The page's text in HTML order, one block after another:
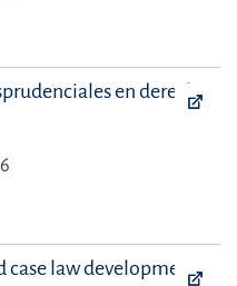
en derecho
law developments